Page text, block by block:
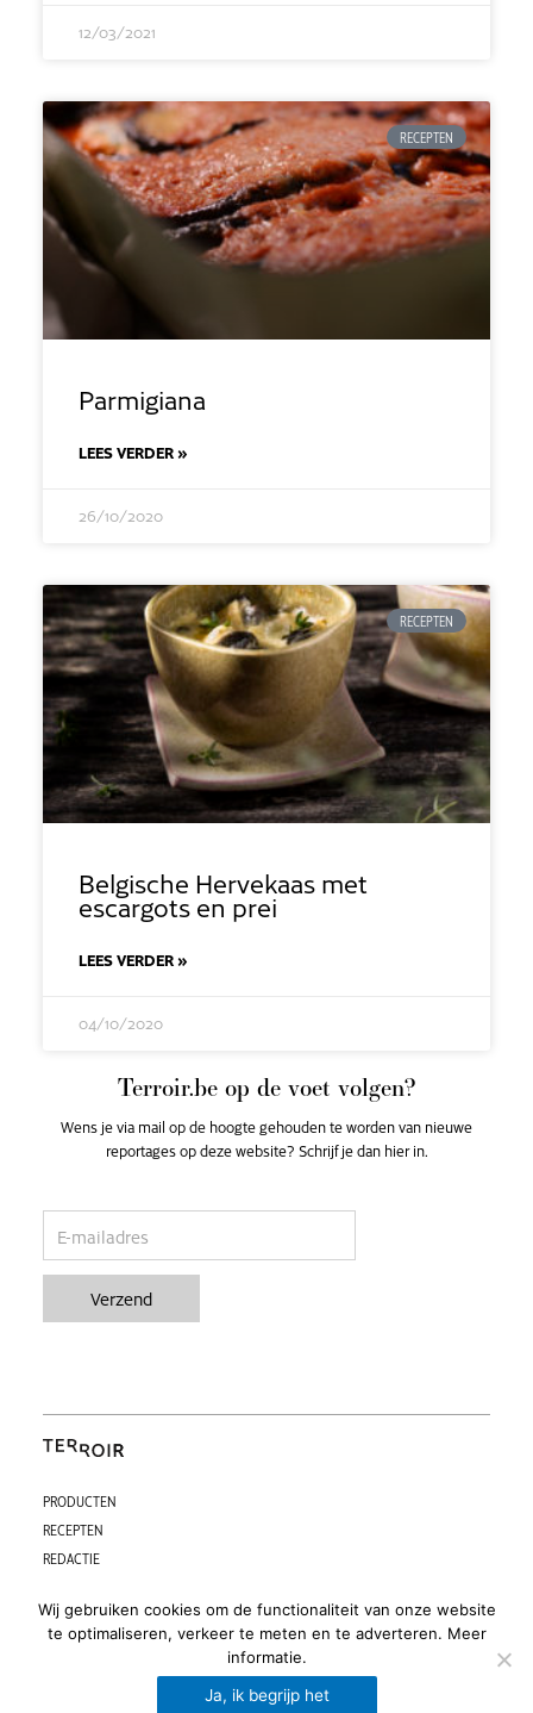
12/03/2021
RECEPTEN
Parmigiana
LEES VERDER »
26/10/2020
RECEPTEN
Belgische Hervekaas met
escargots en prei
LEES VERDER »
04/10/2020
Terroir.be op de voet volgen?
Wens je via mail op de hoogte gehouden te worden van nieuwe
reportages op deze website? Schrijf je dan hier in.
Verzend
PRODUCTEN
RECEPTEN
REDACTIE
PARTNERS
Privacy beleid
Wij gebruiken cookies om de functionaliteit van onze website
te optimaliseren, verkeer te meten en te adverteren. Meer
informatie.
Ja, ik begrijp het